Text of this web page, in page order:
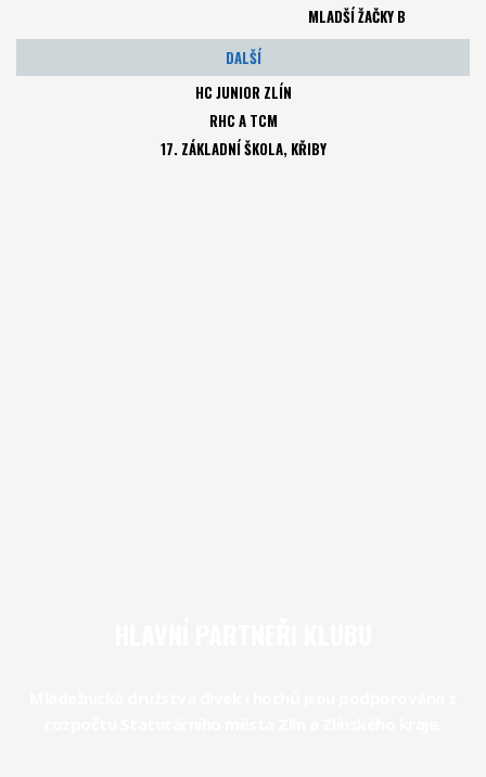
MLADŠÍ ŽAČKY B
DALŠÍ
HC JUNIOR ZLÍN
RHC A TCM
17. ZÁKLADNÍ ŠKOLA, KŘIBY